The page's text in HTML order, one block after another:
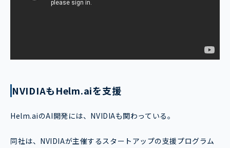
NVIDIAもHelm.aiを支援
Helm.aiのAI開発には、NVIDIAも関わっている。
同社は、NVIDIAが主催するスタートアップの支援プログラム